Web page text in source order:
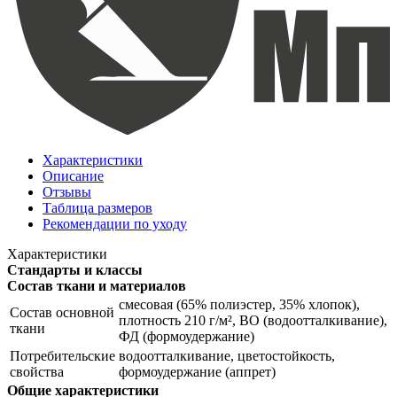
Характеристики
Описание
Отзывы
Таблица размеров
Рекомендации по уходу
Характеристики
Стандарты и классы
Состав ткани и материалов
Состав основной
ткани
смесовая (65% полиэстер, 35% хлопок),
плотность 210 г/м², ВО (водоотталкивание),
ФД (формоудержание)
Потребительские
свойства
водоотталкивание, цветостойкость,
формоудержание (аппрет)
Общие характеристики